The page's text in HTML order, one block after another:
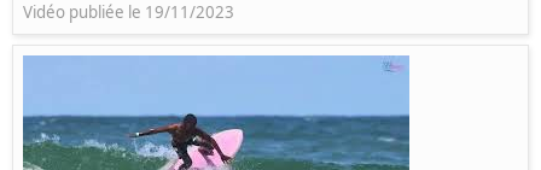
Vidéo publiée le 19/11/2023